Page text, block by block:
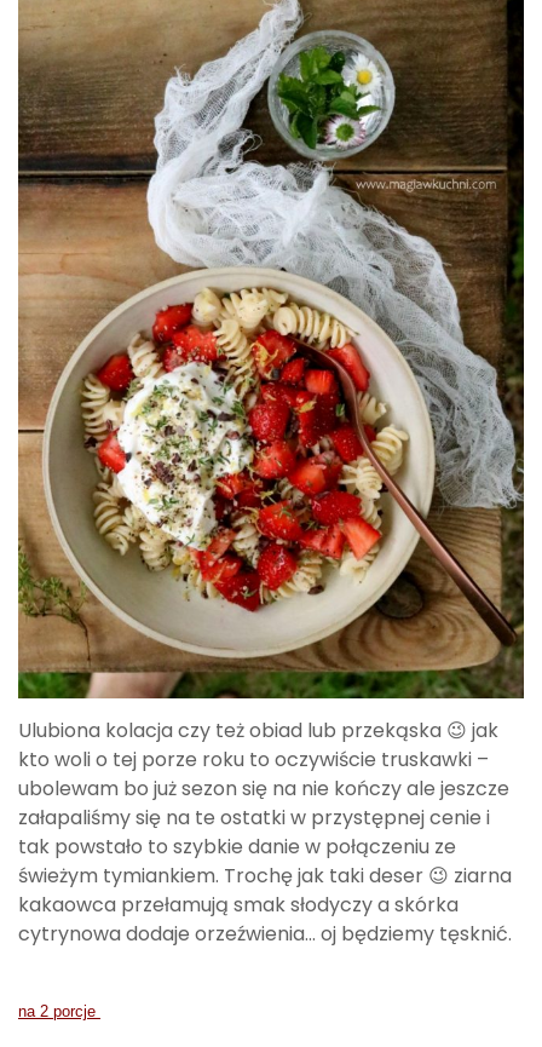
Ulubiona kolacja czy też obiad lub przekąska 😉 jak
kto woli o tej porze roku to oczywiście truskawki –
ubolewam bo już sezon się na nie kończy ale jeszcze
załapaliśmy się na te ostatki w przystępnej cenie i
tak powstało to szybkie danie w połączeniu ze
świeżym tymiankiem. Trochę jak taki deser 😉 ziarna
kakaowca przełamują smak słodyczy a skórka
cytrynowa dodaje orzeźwienia… oj będziemy tęsknić.
na 2 porcje